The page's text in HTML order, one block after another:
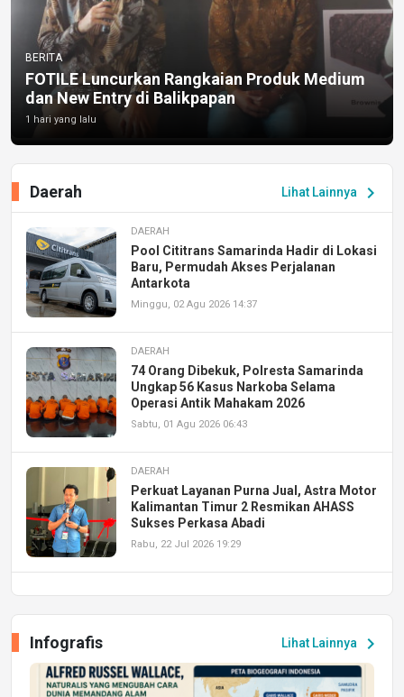
BERITA
FOTILE Luncurkan Rangkaian Produk Medium
dan New Entry di Balikpapan
1 hari yang lalu
Lihat Lainnya chevron_right
Daerah
DAERAH
Pool Cititrans Samarinda Hadir di Lokasi
Baru, Permudah Akses Perjalanan
Antarkota
Minggu, 02 Agu 2026 14:37
DAERAH
74 Orang Dibekuk, Polresta Samarinda
Ungkap 56 Kasus Narkoba Selama
Operasi Antik Mahakam 2026
Sabtu, 01 Agu 2026 06:43
DAERAH
Perkuat Layanan Purna Jual, Astra Motor
Kalimantan Timur 2 Resmikan AHASS
Sukses Perkasa Abadi
Rabu, 22 Jul 2026 19:29
Peluang Kerja dan Magang
Jumat, 17 Jul 2026 22:30
Lihat Lainnya chevron_right
Infografis